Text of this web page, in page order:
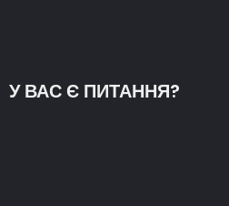
У ВАС Є ПИТАННЯ?